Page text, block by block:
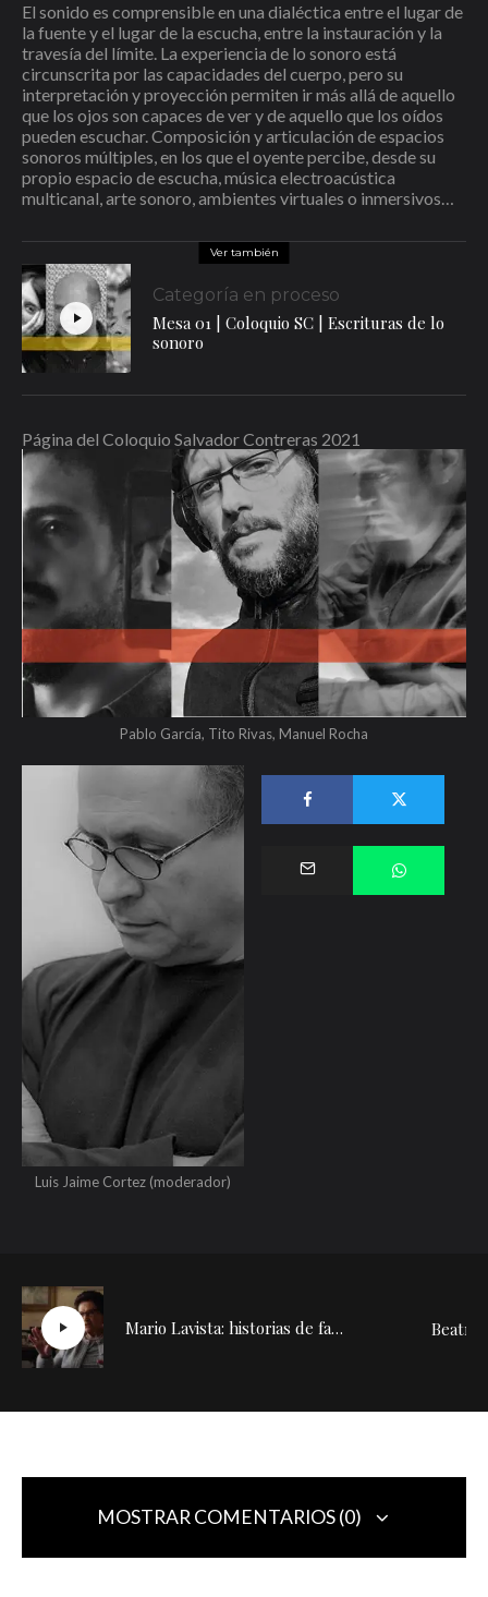
El sonido es comprensible en una dialéctica entre el lugar de
la fuente y el lugar de la escucha, entre la instauración y la
travesía del límite. La experiencia de lo sonoro está
circunscrita por las capacidades del cuerpo, pero su
interpretación y proyección permiten ir más allá de aquello
que los ojos son capaces de ver y de aquello que los oídos
pueden escuchar. Composición y articulación de espacios
sonoros múltiples, en los que el oyente percibe, desde su
propio espacio de escucha, música electroacústica
multicanal, arte sonoro, ambientes virtuales o inmersivos…
Ver también
Categoría en proceso
Mesa 01 | Coloquio SC | Escrituras de lo
sonoro
Página del Coloquio Salvador Contreras 2021
Pablo García, Tito Rivas, Manuel Rocha
Luis Jaime Cortez (moderador)
Mario Lavista: historias de familia (3/7)
MOSTRAR COMENTARIOS (0)